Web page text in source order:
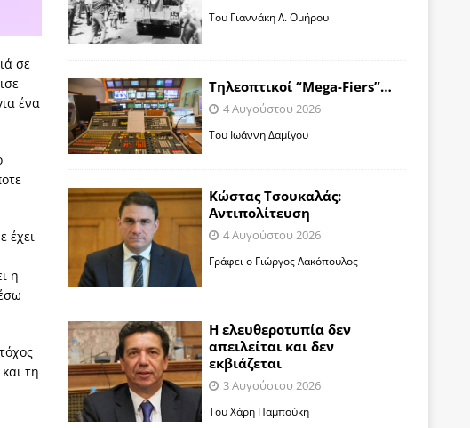
σε
ένα
έχει
η
τη
Toυ Γιαννάκη Λ. Ομήρου
Tηλεοπτικοί “Mega-Fiers”…
4 Αυγούστου 2026
Toυ Ιωάννη Δαμίγου
Κώστας Τσουκαλάς:
Αντιπολίτευση
4 Αυγούστου 2026
Γράφει ο Γιώργος Λακόπουλος
Η ελευθεροτυπία δεν
απειλείται και δεν
εκβιάζεται
3 Αυγούστου 2026
Του Χάρη Παμπούκη